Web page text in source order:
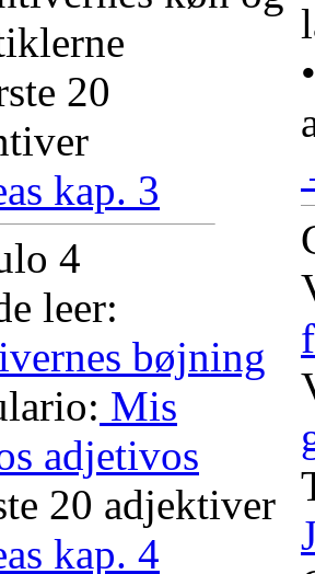
20
kap. 3
4
leer:
bøjning
Mis
adjetivos
20 adjektiver
kap. 4